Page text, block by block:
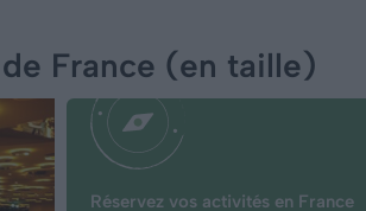
France (en taille)
Réservez vos activités en France